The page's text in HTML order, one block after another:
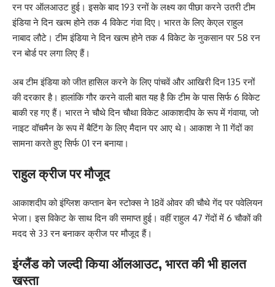
रन पर ऑलआउट हुई। इसके बाद 193 रनों के लक्ष्य का पीछा करने उतरी टीम
इंडिया ने दिन खत्म होने तक 4 विकेट गंवा दिए। भारत के लिए केएल राहुल
नाबाद लौटे। टीम इंडिया ने दिन खत्म होने तक 4 विकेट के नुकसान पर 58 रन
रन बोर्ड पर लगा लिए हैं।
अब टीम इंडिया को जीत हासिल करने के लिए पांचवें और आखिरी दिन 135 रनों
की दरकार है। हालांकि गौर करने वाली बात यह है कि टीम के पास सिर्फ 6 विकेट
बाकी रह गए हैं। भारत ने चौथे दिन चौथा विकेट आकाशदीप के रूप में गंवाया, जो
नाइट वॉचमैन के रूप में बैटिंग के लिए मैदान पर आए थे। आकाश ने 11 गेंदों का
सामना करते हुए सिर्फ 01 रन बनाया।
राहुल क्रीज पर मौजूद
आकाशदीप को इंग्लिश कप्तान बेन स्टोक्स ने 18वें ओवर की चौथे गेंद पर पवेलियन
भेजा। इस विकेट के साथ दिन की समाप्त हुई। वहीं राहुल 47 गेंदों में 6 चौकों की
मदद से 33 रन बनाकर क्रीज पर मौजूद हैं।
इंग्लैंड को जल्दी किया ऑलआउट, भारत की भी हालत
खस्ता